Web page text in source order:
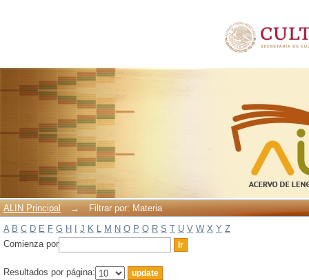
ALIN Principal →
Filtrar por: Materia
A B C D E F G H J K L M N O P Q R S T U V W X Y Z
Comienza por
Resultados por página: